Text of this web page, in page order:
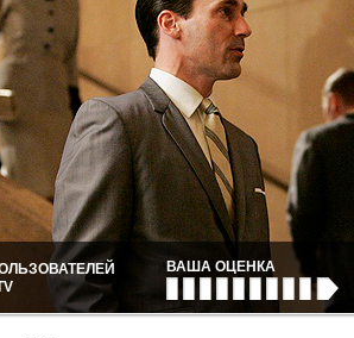
ВАША ОЦЕНКА